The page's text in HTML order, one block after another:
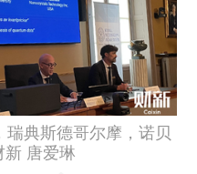
典斯德哥尔摩，诺贝
新 唐爱琳